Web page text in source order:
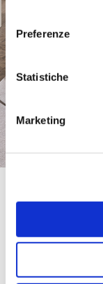
Preferenze
Statistiche
Marketing